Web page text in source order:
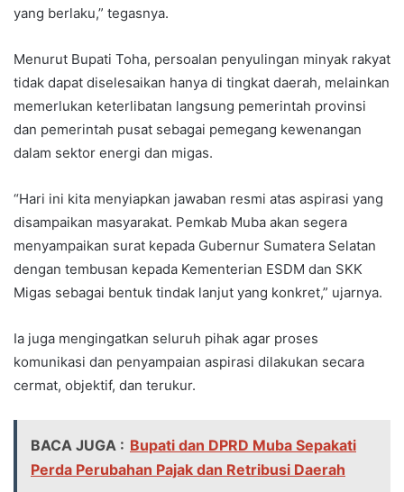
yang berlaku,” tegasnya.
Menurut Bupati Toha, persoalan penyulingan minyak rakyat
tidak dapat diselesaikan hanya di tingkat daerah, melainkan
memerlukan keterlibatan langsung pemerintah provinsi
dan pemerintah pusat sebagai pemegang kewenangan
dalam sektor energi dan migas.
“Hari ini kita menyiapkan jawaban resmi atas aspirasi yang
disampaikan masyarakat. Pemkab Muba akan segera
menyampaikan surat kepada Gubernur Sumatera Selatan
dengan tembusan kepada Kementerian ESDM dan SKK
Migas sebagai bentuk tindak lanjut yang konkret,” ujarnya.
Ia juga mengingatkan seluruh pihak agar proses
komunikasi dan penyampaian aspirasi dilakukan secara
cermat, objektif, dan terukur.
BACA JUGA : Bupati dan DPRD Muba Sepakati
Perda Perubahan Pajak dan Retribusi Daerah